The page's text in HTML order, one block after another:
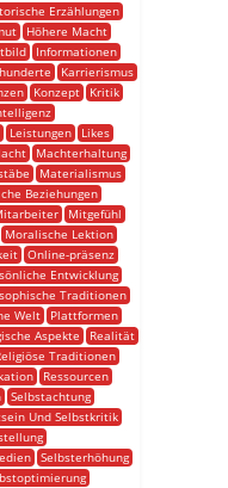
Erzählungen
Höhere Macht
Informationen
Karrierismus
Konzept
Kritik
Leistungen
Likes
Machterhaltung
Materialismus
Beziehungen
Mitgefühl
Moralische Lektion
Online-präsenz
Entwicklung
Traditionen
Welt
Plattformen
Aspekte
Realität
Traditionen
Ressourcen
Selbstachtung
Und Selbstkritik
Selbsterhöhung